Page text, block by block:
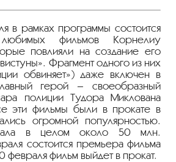
в рамках программы состоится
любимых фильмов Корнелиу
повлияли на создание его
Фрагмент одного из них
обвиняет») даже включен в
герой – своеобразный
полиции Тудора Миклована
эти фильмы были в прокате в
огромной популярностью.
в целом около 50 млн.
состоится премьера фильма
февраля фильм выйдет в прокат.